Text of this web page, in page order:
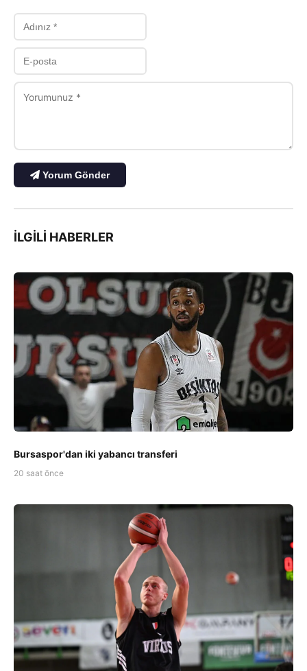
Yorum Gönder
İLGILI HABERLER
Bursaspor'dan iki yabancı transferi
20 saat önce